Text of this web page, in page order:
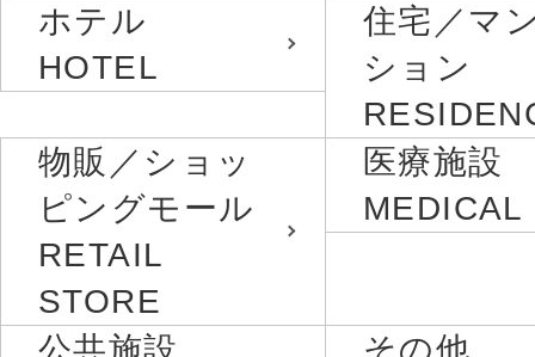
ホテル
HOTEL
住宅／マ
ション
物販／ショッ
ピングモール
RETAIL
STORE
医療施設
MEDICAL
公共施設 その他